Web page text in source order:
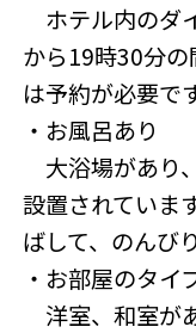
ホテル内のダ
から19時30分
は予約が必要です
・お風呂あり
大浴場があり
設置されていま
ばして、のんび
・お部屋のタイ
洋室、和室が